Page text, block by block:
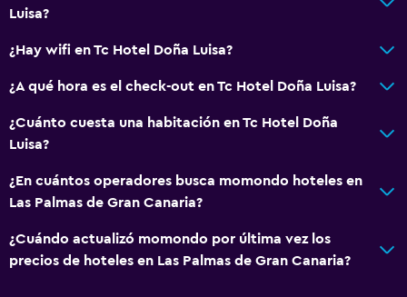
Luisa?
¿Hay wifi en Tc Hotel Doña Luisa?
¿A qué hora es el check-out en Tc Hotel Doña Luisa?
¿Cuánto cuesta una habitación en Tc Hotel Doña
Luisa?
¿En cuántos operadores busca momondo hoteles en
Las Palmas de Gran Canaria?
¿Cuándo actualizó momondo por última vez los
precios de hoteles en Las Palmas de Gran Canaria?